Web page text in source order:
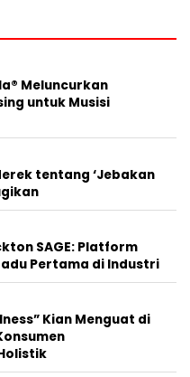
Meluncurkan
untuk Musisi
tentang ‘Jebakan
SAGE: Platform
Pertama di Industri
Kian Menguat di